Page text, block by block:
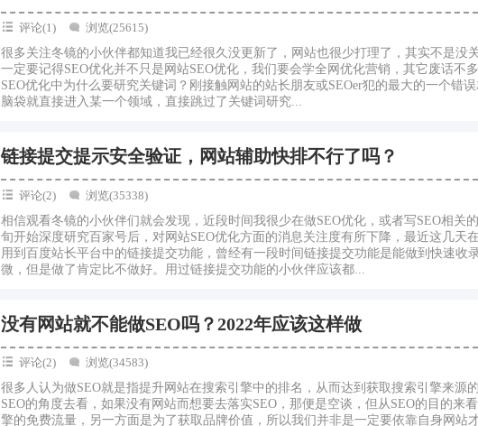
评论(1)
浏览(25615)
很多关注冬镜的小伙伴都知道我已经很久没更新了，网站也很少打理了，其实不是没
一定要记得SEO优化并不只是网站SEO优化，我们要会学全网优化营销，其它废话不
SEO优化中为什么要研究关键词？刚接触网站的站长朋友或SEOer犯的最大的一个错
脑袋就直接进入某一个领域，直接跳过了关键词研究...
链接提交提示安全验证，网站辅助快排不行了吗？
评论(2)
浏览(35338)
相信观看冬镜的小伙伴们就会发现，近段时间我很少在做SEO优化，或者写SEO相关
旬开始深度研究百家号后，对网站SEO优化方面的消息关注度有所下降，最近这几天
用到百度站长平台中的链接提交功能，曾经有一段时间链接提交功能是能做到快速收
微，但是做了肯定比不做好。用过链接提交功能的小伙伴应该都...
没有网站就不能做SEO吗？2022年应该这样做
评论(2)
浏览(34583)
很多人认为做SEO就是指提升网站在搜索引擎中的排名，从而达到获取搜索引擎来源
SEO的角度去看，如果没有网站而想要去落实SEO，那便是空谈，但从SEO的目的来
擎的免费流量，另一方面是为了获取品牌价值，所以我们并非是一定要依靠自身网站